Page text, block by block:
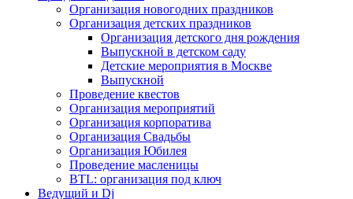
Организация новогодних праздников
Организация детских праздников
Организация детского дня рождения
Выпускной в детском саду
Детские мероприятия в Москве
Выпускной
Проведение квестов
Организация мероприятий
Организация корпоратива
Организация Свадьбы
Организация Юбилея
Проведение масленицы
BTL: организация под ключ
Ведущий и Dj